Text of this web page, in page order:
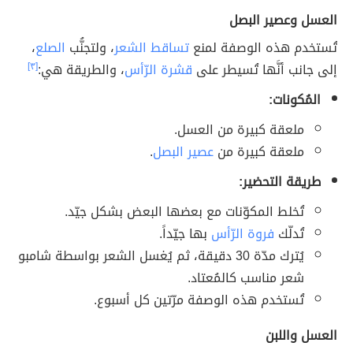
العسل وعصير البصل
تُستخدم هذه الوصفة لمنعتساقط الشعر، ولتجنُّب الصلع،
إلى جانب أنَّها تُسيطر على قشرة الرّأس، والطريقة هي:[٣]
المُكونات:
ملعقة كبيرة من العسل.
ملعقة كبيرة منعصير البصل.
طريقة التحضير:
تُخلط المكوّنات مع بعضها البعض بشكل جيّد.
تُدلّك فروة الرّأس بها جيّداً.
يُترك مدّة 30 دقيقة، ثم يُغسل الشعر بواسطة شامبو
شعر مناسب كالمُعتاد.
تُستخدم هذه الوصفة مرّتين كل أسبوع.
العسل واللبن